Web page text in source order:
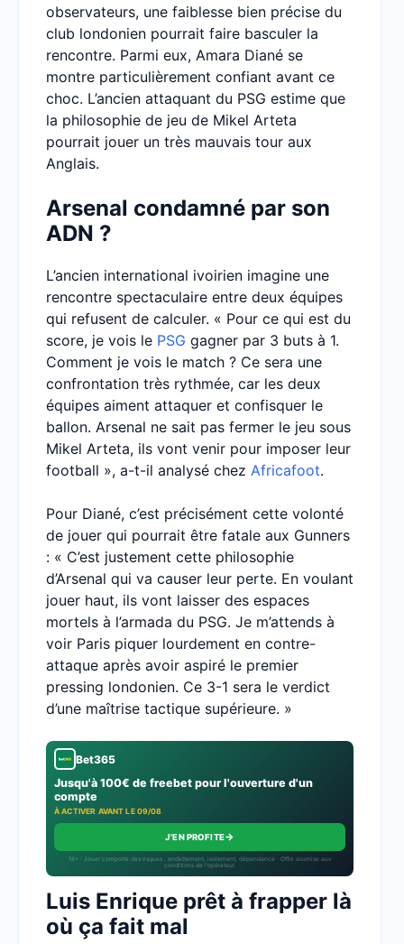
observateurs, une faiblesse bien précise du
club londonien pourrait faire basculer la
rencontre. Parmi eux, Amara Diané se
montre particulièrement confiant avant ce
choc. L’ancien attaquant du PSG estime que
la philosophie de jeu de Mikel Arteta
pourrait jouer un très mauvais tour aux
Anglais.
Arsenal condamné par son
ADN ?
L’ancien international ivoirien imagine une
rencontre spectaculaire entre deux équipes
qui refusent de calculer. « Pour ce qui est du
score, je vois le PSG gagner par 3 buts à 1.
Comment je vois le match ? Ce sera une
confrontation très rythmée, car les deux
équipes aiment attaquer et confisquer le
ballon. Arsenal ne sait pas fermer le jeu sous
Mikel Arteta, ils vont venir pour imposer leur
football », a-t-il analysé chez Africafoot.
Pour Diané, c’est précisément cette volonté
de jouer qui pourrait être fatale aux Gunners
: « C’est justement cette philosophie
d’Arsenal qui va causer leur perte. En voulant
jouer haut, ils vont laisser des espaces
mortels à l’armada du PSG. Je m’attends à
voir Paris piquer lourdement en contre-
attaque après avoir aspiré le premier
pressing londonien. Ce 3-1 sera le verdict
d’une maîtrise tactique supérieure. »
Bet365
Jusqu'à 100€ de freebet pour l'ouverture d'un
compte
À ACTIVER AVANT LE 09/08
J'EN PROFITE→
18+ · Jouer comporte des risques : endettement, isolement, dépendance · Offre soumise aux
conditions de l’opérateur.
Luis Enrique prêt à frapper là
où ça fait mal